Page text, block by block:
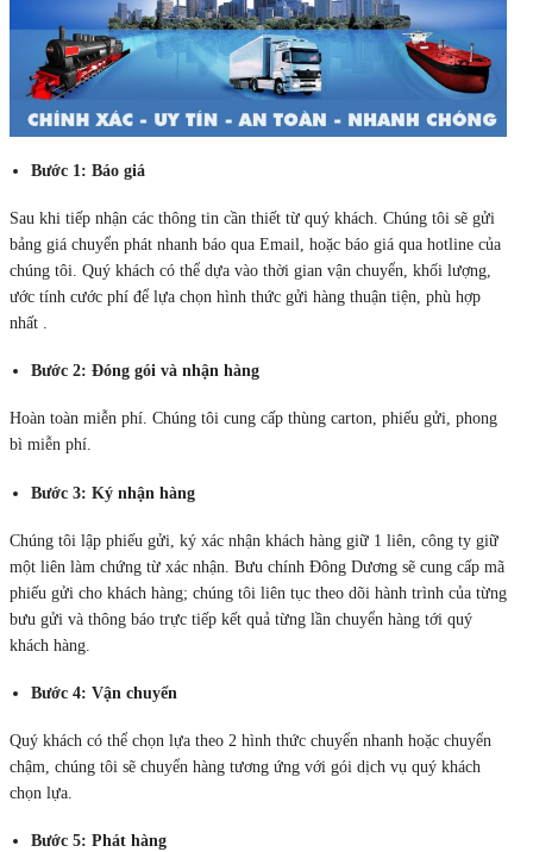
Bước 1: Báo giá
Sau khi tiếp nhận các thông tin cần thiết từ quý khách. Chúng tôi sẽ gửi
bảng giá chuyển phát nhanh báo qua Email, hoặc báo giá qua hotline của
chúng tôi. Quý khách có thể dựa vào thời gian vận chuyển, khối lượng,
ước tính cước phí để lựa chọn hình thức gửi hàng thuận tiện, phù hợp
nhất .
Bước 2: Đóng gói và nhận hàng
Hoàn toàn miễn phí. Chúng tôi cung cấp thùng carton, phiếu gửi, phong
bì miễn phí.
Bước 3: Ký nhận hàng
Chúng tôi lập phiếu gửi, ký xác nhận khách hàng giữ 1 liên, công ty giữ
một liên làm chứng từ xác nhận. Bưu chính Đông Dương sẽ cung cấp mã
phiếu gửi cho khách hàng; chúng tôi liên tục theo dõi hành trình của từng
bưu gửi và thông báo trực tiếp kết quả từng lần chuyển hàng tới quý
khách hàng.
Bước 4: Vận chuyển
Quý khách có thể chọn lựa theo 2 hình thức chuyển nhanh hoặc chuyển
chậm, chúng tôi sẽ chuyển hàng tương ứng với gói dịch vụ quý khách
chọn lựa.
Bước 5: Phát hàng